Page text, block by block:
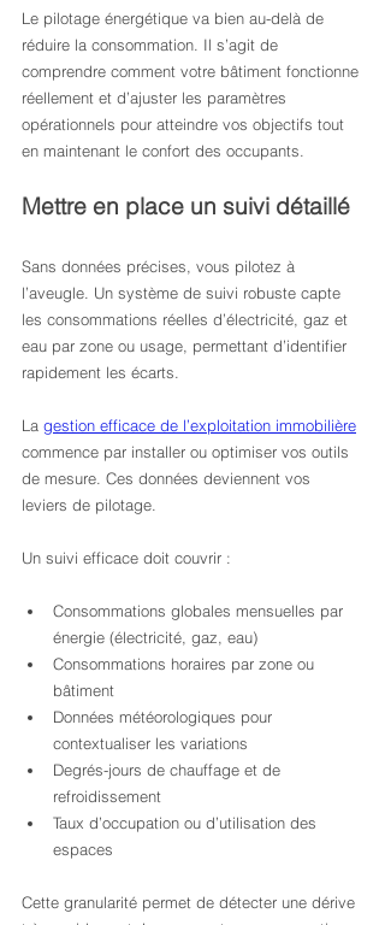
Le pilotage énergétique va bien au-delà de
réduire la consommation. Il s’agit de
comprendre comment votre bâtiment fonctionne
réellement et d’ajuster les paramètres
opérationnels pour atteindre vos objectifs tout
en maintenant le confort des occupants.
Mettre en place un suivi détaillé
Sans données précises, vous pilotez à
l’aveugle. Un système de suivi robuste capte
les consommations réelles d’électricité, gaz et
eau par zone ou usage, permettant d’identifier
rapidement les écarts.
La gestion efficace de l’exploitation immobilière
commence par installer ou optimiser vos outils
de mesure. Ces données deviennent vos
leviers de pilotage.
Un suivi efficace doit couvrir :
Consommations globales mensuelles par
énergie (électricité, gaz, eau)
Consommations horaires par zone ou
bâtiment
Données météorologiques pour
contextualiser les variations
Degrés-jours de chauffage et de
refroidissement
Taux d’occupation ou d’utilisation des
espaces
Cette granularité permet de détecter une dérive